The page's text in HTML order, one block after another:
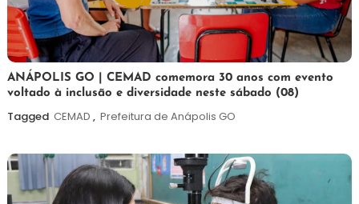
7
de
agosto
Maurilio
ANÁPOLIS GO | CEMAD comemora 30 anos com evento
voltado à inclusão e diversidade neste sábado (08)
Tagged CEMAD , Prefeitura de Anápolis GO